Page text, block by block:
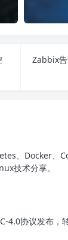
Zabbix
、Docker、
技术分享。
4.0协议发布，